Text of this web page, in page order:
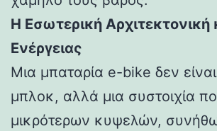
Η Εσωτερική Αρχιτεκτονική
Ενέργειας
Μια μπαταρία e-bike δεν
μπλοκ, αλλά μια συστοιχία
μικρότερων κυψελών,